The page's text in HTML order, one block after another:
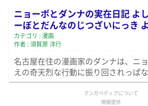
ニョーボとダンナの実在日記 よ
ーぼとだんなのじつざいにっき
カテゴリ : 漫画
作者 : 須賀原 洋行
名古屋在住の漫画家のダンナは、ニ
えの奇天烈な行動に振り回されっぱ
マンガペディアについて
情報提供